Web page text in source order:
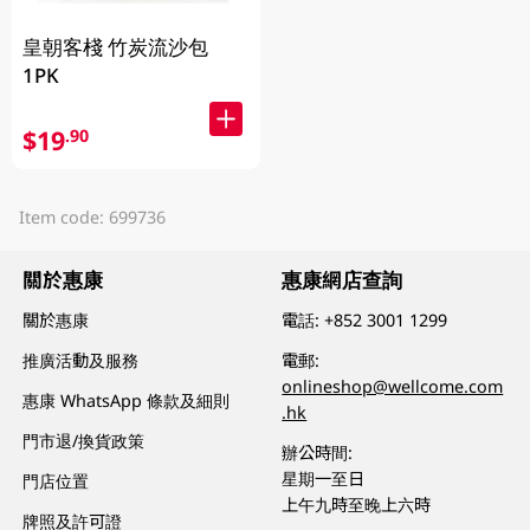
皇朝客棧 竹炭流沙包
1PK
$19.90
Item code: 699736
關於惠康
關於惠康
推廣活動及服務
惠康 WhatsApp 條款及細則
門市退/換貨政策
門店位置
牌照及許可證
惠康網店查詢
電話:+852 3001 1299
電郵:
onlineshop@wellcome.com
.hk
辦公時間:
星期一至日
上午九時至晚上六時